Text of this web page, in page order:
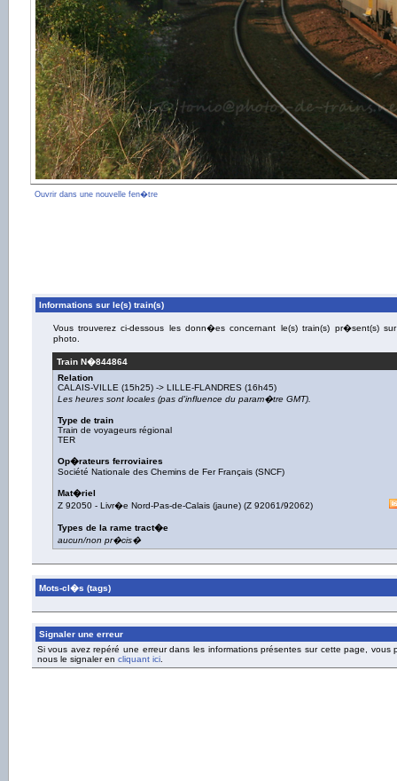
Ouvrir dans une nouvelle fen�tre
Informations sur le(s) train(s)
Vous trouverez ci-dessous les donn�es concernant le(s) train(s) pr�sent(s)
photo.
Train N�844864
Relation
CALAIS-VILLE (15h25) -> LILLE-FLANDRES (16h45)
Les heures sont locales (pas d'influence du param�tre GMT).
Type de train
Train de voyageurs régional
TER
Op�rateurs ferroviaires
Société Nationale des Chemins de Fer Français (SNCF)
Mat�riel
Z 92050 - Livr�e Nord-Pas-de-Calais (jaune) (Z 92061/92062)
Types de la rame tract�e
aucun/non pr�cis�
Mots-cl�s (tags)
Signaler une erreur
Si vous avez repéré une erreur dans les informations présentes sur cette page, vous
nous le signaler en cliquant ici.